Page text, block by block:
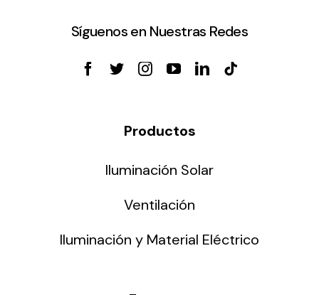
Síguenos en Nuestras Redes
Productos
Iluminación Solar
Ventilación
Iluminación y Material Eléctrico